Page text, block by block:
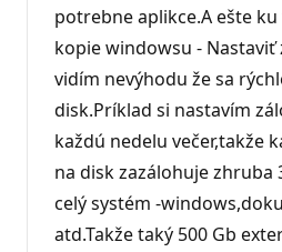
potrebne aplikce.A ešte
kopie windowsu - Nastaviť
vidím nevýhodu že sa
disk.Príklad si nastavím
každú nedelu večer,takže
na disk zazálohuje zhruba
celý systém -
atd.Takže taký 500 Gb